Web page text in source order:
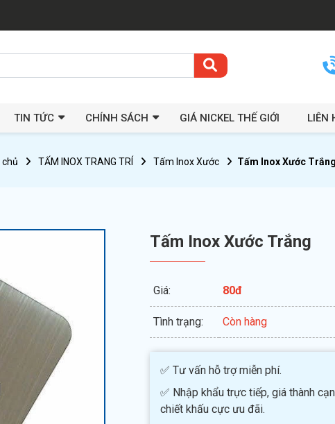
TIN TỨC CHÍNH SÁCH GIÁ NICKEL THẾ GIỚI LIÊN
chủ TẤM INOX TRANG TRÍ Tấm Inox Xước Tấm Inox Xước Trắng
Tấm Inox Xước Trắng
Giá: 80đ
Tình trạng: Còn hàng
✅ Tư vấn hỗ trợ miễn phí.
✅ Nhập khẩu trực tiếp, giá thành
chiết khấu cực ưu đãi.